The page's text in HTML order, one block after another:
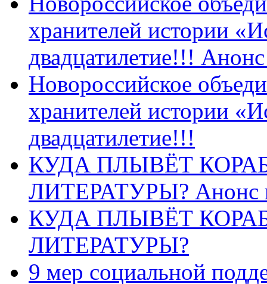
хранителей истории
двадцатилетие!!!
Новороссийское
хранителей истории
двадцатилетие!!!
КУДА ПЛЫВЁТ
ЛИТЕРАТУРЫ? Анонс
КУДА ПЛЫВЁТ
ЛИТЕРАТУРЫ?
9 мер социальной